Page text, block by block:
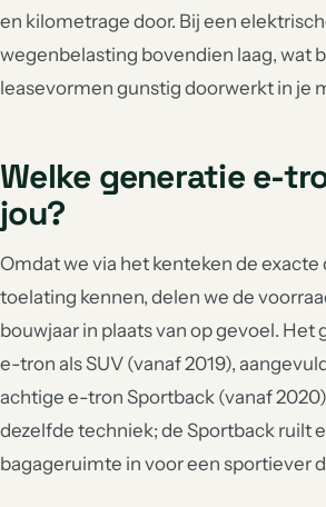
en kilometrage door. Bij een
wegenbelasting bovendien laag, wat
leasevormen gunstig doorwerkt in je
Welke generatie e-
jou?
Omdat we via het kenteken de
toelating kennen, delen we de
bouwjaar in plaats van op gevoel. Het
e-tron als SUV (vanaf 2019),
achtige e-tron Sportback (vanaf
dezelfde techniek; de Sportback ruilt
bagageruimte in voor een sportiever